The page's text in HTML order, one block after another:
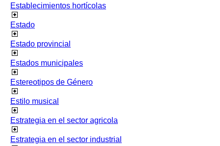
Establecimientos hortícolas
Estado
Estado provincial
Estados municipales
Estereotipos de Género
Estilo musical
Estrategia en el sector agricola
Estrategia en el sector industrial